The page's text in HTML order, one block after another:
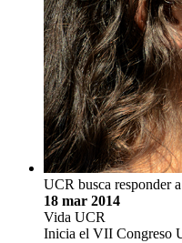
UCR busca responder
18 mar 2014
Vida UCR
Inicia el VII Congreso